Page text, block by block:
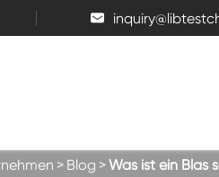

Blog Was ist ein Blas